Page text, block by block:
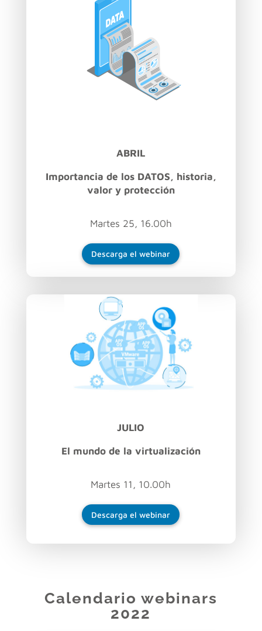
ABRIL
Importancia de los DATOS, historia,
valor y protección
Martes 25, 16.00h
Descarga el webinar
JULIO
El mundo de la virtualización
Martes 11, 10.00h
Descarga el webinar
Calendario webinars
2022